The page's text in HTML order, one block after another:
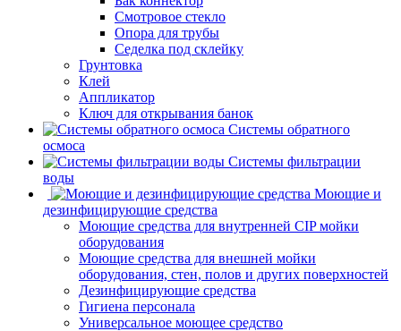
Смотровое стекло
Опора для трубы
Седелка под склейку
Грунтовка
Клей
Аппликатор
Ключ для открывания банок
Системы обратного
осмоса
Системы фильтрации
воды
Моющие и
дезинфицирующие средства
Моющие средства для внутренней CIP мойки
оборудования
Моющие средства для внешней мойки
оборудования, стен, полов и других поверхностей
Дезинфицирующие средства
Гигиена персонала
Универсальное моющее средство